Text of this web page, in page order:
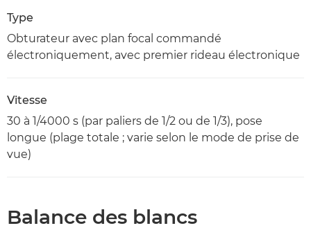
Type
Obturateur avec plan focal commandé
électroniquement, avec premier rideau électronique
Vitesse
30 à 1/4000 s (par paliers de 1/2 ou de 1/3), pose
longue (plage totale ; varie selon le mode de prise de
vue)
Balance des blancs